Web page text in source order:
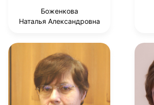
Боженкова
Наталья Александровна